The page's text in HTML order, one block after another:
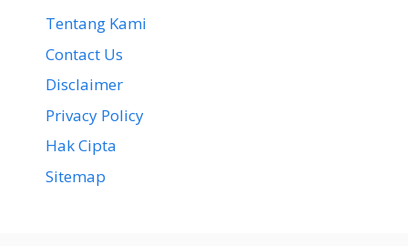
Tentang Kami
Contact Us
Disclaimer
Privacy Policy
Hak Cipta
Sitemap